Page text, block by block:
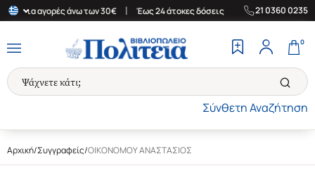
για αγορές άνω των 30€ Έως 24 άτοκες δόσεις | Δωρεάν
21 0360 0235
Σύνθετη Αναζήτηση
0
Αρχική/Συγγραφείς/ΟΙΚΟΝΟΜΟΥ ΑΝΑΣΤΑΣΙΟΣ